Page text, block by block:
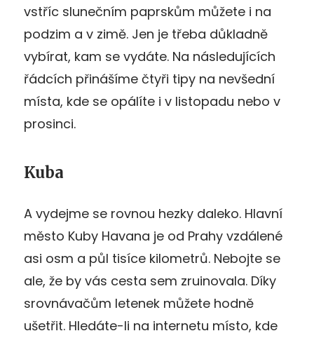
vstříc slunečním paprskům můžete i na
podzim a v zimě. Jen je třeba důkladně
vybírat, kam se vydáte. Na následujících
řádcích přinášíme čtyři tipy na nevšední
místa, kde se opálíte i v listopadu nebo v
prosinci.
Kuba
A vydejme se rovnou hezky daleko. Hlavní
město Kuby Havana je od Prahy vzdálené
asi osm a půl tisíce kilometrů. Nebojte se
ale, že by vás cesta sem zruinovala. Díky
srovnávačům letenek můžete hodně
ušetřit. Hledáte-li na internetu místo, kde